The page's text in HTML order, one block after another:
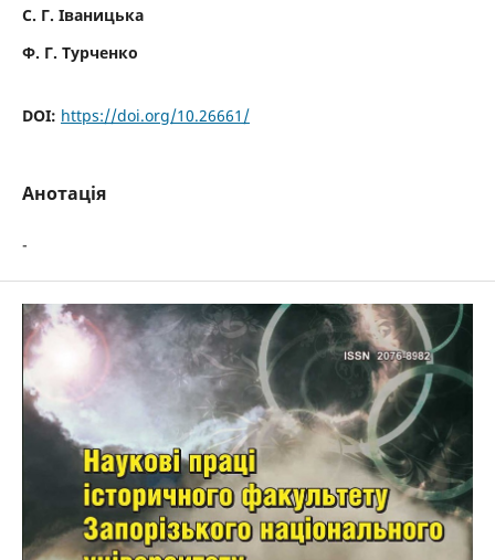
С. Г. Іваницька
Ф. Г. Турченко
DOI: https://doi.org/10.26661/
Анотація
-